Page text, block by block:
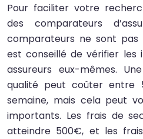
Pour faciliter votre
des comparateurs
comparateurs ne sont pas
est conseillé de vérifier les
assureurs eux-mêmes.
qualité peut coûter entre
semaine, mais cela peut
importants. Les frais de
atteindre 500€, et les